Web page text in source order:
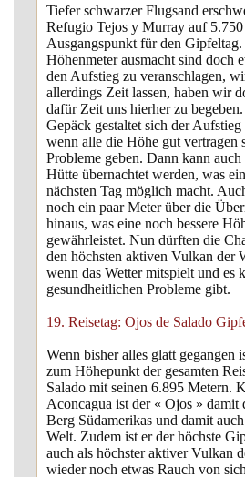
Tiefer schwarzer Flugsand
Refugio Tejos y Murray auf
Ausgangspunkt für den
Höhenmeter ausmacht sind doch
den Aufstieg zu veranschlagen,
allerdings Zeit lassen, haben wir
dafür Zeit uns hierher zu
Gepäck gestaltet sich der
wenn alle die Höhe gut vertragen
Probleme geben. Dann kann
Hütte übernachtet werden, was
nächsten Tag möglich macht.
noch ein paar Meter über die
hinaus, was eine noch bessere
gewährleistet. Nun dürften die
den höchsten aktiven Vulkan der
wenn das Wetter mitspielt und es
gesundheitlichen Probleme gibt.
19. Reisetag: Ojos de Salado
Wenn bisher alles glatt gegangen
zum Höhepunkt der gesamten
Salado mit seinen 6.895 Metern.
Aconcagua ist der « Ojos » damit
Berg Südamerikas und damit
Welt. Zudem ist er der höchste
auch als höchster aktiver Vulkan
wieder noch etwas Rauch von